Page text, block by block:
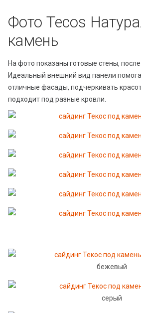
Фото Tecos
камень
На фото показаны готовые стены,
Идеальный внешний вид панели
отличные фасады, подчеркивать
подходит под разные кровли.
бежевый
серый